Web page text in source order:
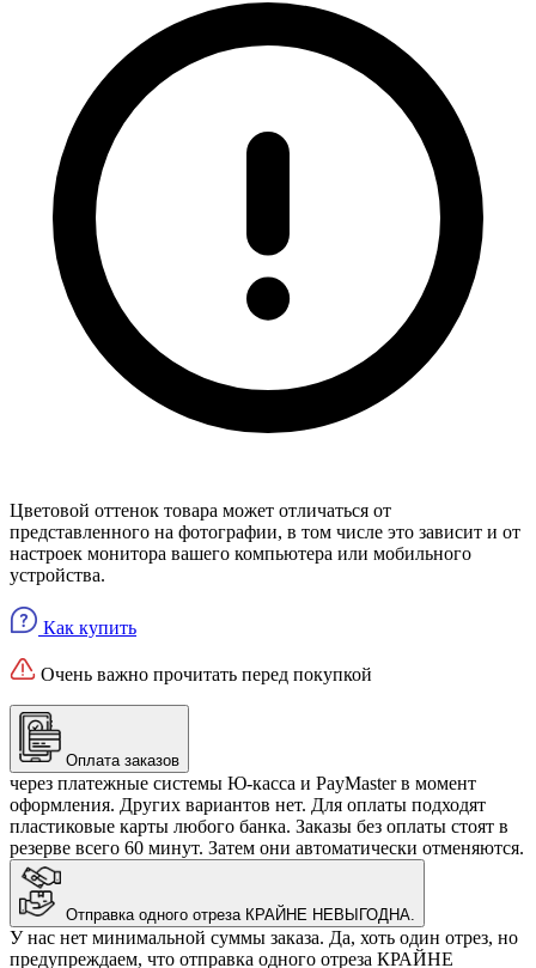
Цветовой оттенок товара может отличаться от
представленного на фотографии, в том числе это зависит и от
настроек монитора вашего компьютера или мобильного
устройства.
Как купить
Очень важно прочитать перед покупкой
Оплата заказов
через платежные системы Ю-касса и PayMaster в момент
оформления. Других вариантов нет. Для оплаты подходят
пластиковые карты любого банка. Заказы без оплаты стоят в
резерве всего 60 минут. Затем они автоматически отменяются.
Отправка одного отреза КРАЙНЕ НЕВЫГОДНА.
У нас нет минимальной суммы заказа. Да, хоть один отрез, но
предупреждаем, что отправка одного отреза КРАЙНЕ